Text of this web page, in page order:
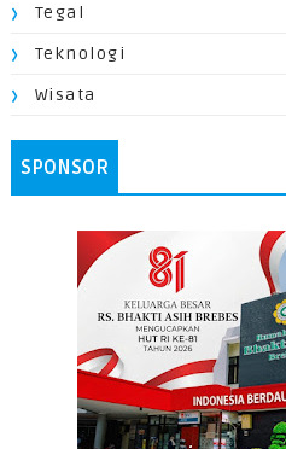
Tegal
Teknologi
Wisata
SPONSOR